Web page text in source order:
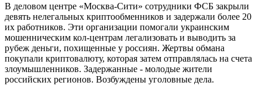
В деловом центре «Москва-Сити» сотрудники ФСБ закрыли
девять нелегальных криптообменников и задержали более 20
их работников. Эти организации помогали украинским
мошенническим кол-центрам легализовать и выводить за
рубеж деньги, похищенные у россиян. Жертвы обмана
покупали криптовалюту, которая затем отправлялась на счета
злоумышленников. Задержанные - молодые жители
российских регионов. Возбуждены уголовные дела.